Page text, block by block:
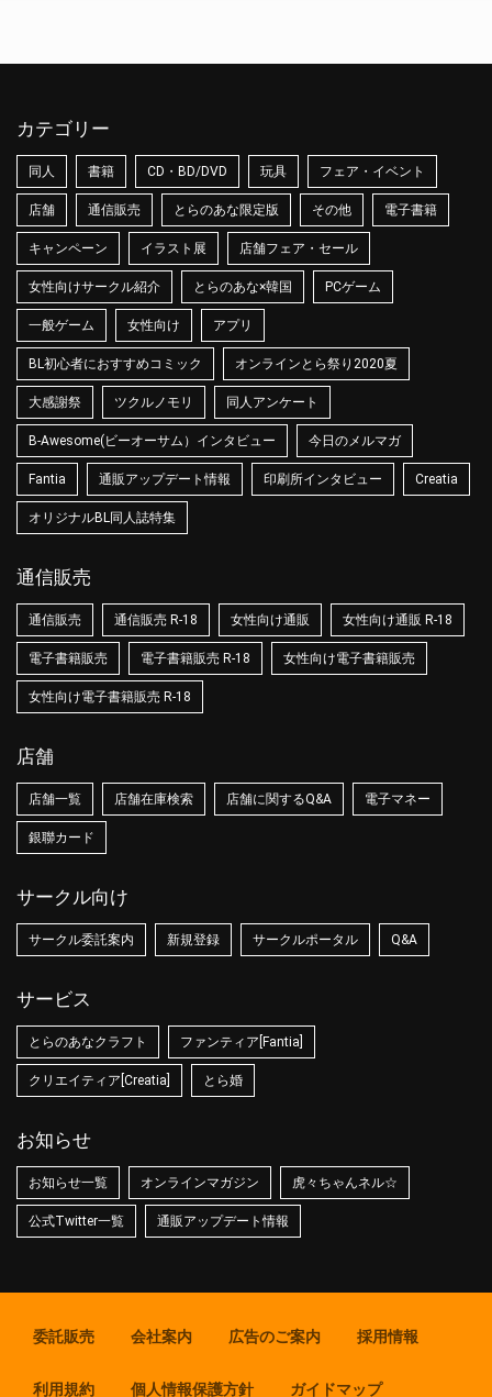
カテゴリー
同人 書籍 CD・BD/DVD 玩具 フェア・イベント
店舗 通信販売 とらのあな限定版 その他 電子書籍
キャンペーン イラスト展 店舗フェア・セール
女性向けサークル紹介 とらのあな×韓国 PCゲーム
一般ゲーム 女性向け アプリ
BL初心者におすすめコミック オンラインとら祭り2020夏
大感謝祭 ツクルノモリ 同人アンケート
B-Awesome(ビーオーサム）インタビュー 今日のメルマガ
Fantia 通販アップデート情報 印刷所インタビュー Creatia
オリジナルBL同人誌特集
通信販売
通信販売 通信販売 R-18 女性向け通販 女性向け通販 R-18
電子書籍販売 電子書籍販売 R-18 女性向け電子書籍販売
女性向け電子書籍販売 R-18
店舗
店舗一覧 店舗在庫検索 店舗に関するQ&A 電子マネー
銀聯カード
サークル向け
サークル委託案内 新規登録 サークルポータル Q&A
サービス
とらのあなクラフト ファンティア[Fantia]
クリエイティア[Creatia] とら婚
お知らせ
お知らせ一覧 オンラインマガジン 虎々ちゃんネル☆
公式Twitter一覧 通販アップデート情報
委託販売 会社案内 広告のご案内 採用情報
利用規約 個人情報保護方針 ガイドマップ